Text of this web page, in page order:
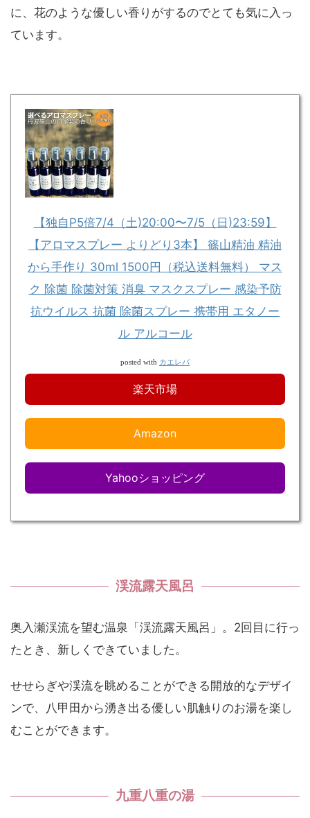
に、花のような優しい香りがするのでとても気に入っ
ています。
【独自P5倍7/4（土)20:00〜7/5（日)23:59】
【アロマスプレー よりどり3本】 篠山精油 精油
から手作り 30ml 1500円（税込送料無料） マス
ク 除菌 除菌対策 消臭 マスクスプレー 感染予防
抗ウイルス 抗菌 除菌スプレー 携帯用 エタノー
ル アルコール
posted with カエレバ
楽天市場
Amazon
Yahooショッピング
渓流露天風呂
奥入瀬渓流を望む温泉「渓流露天風呂」。2回目に行っ
たとき、新しくできていました。
せせらぎや渓流を眺めることができる開放的なデザイ
ンで、八甲田から湧き出る優しい肌触りのお湯を楽し
むことができます。
九重八重の湯